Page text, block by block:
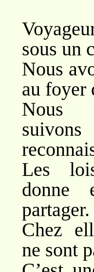
sous un
Nous
au foyer
Nous
Les
donne
partager.
Chez
ne sont